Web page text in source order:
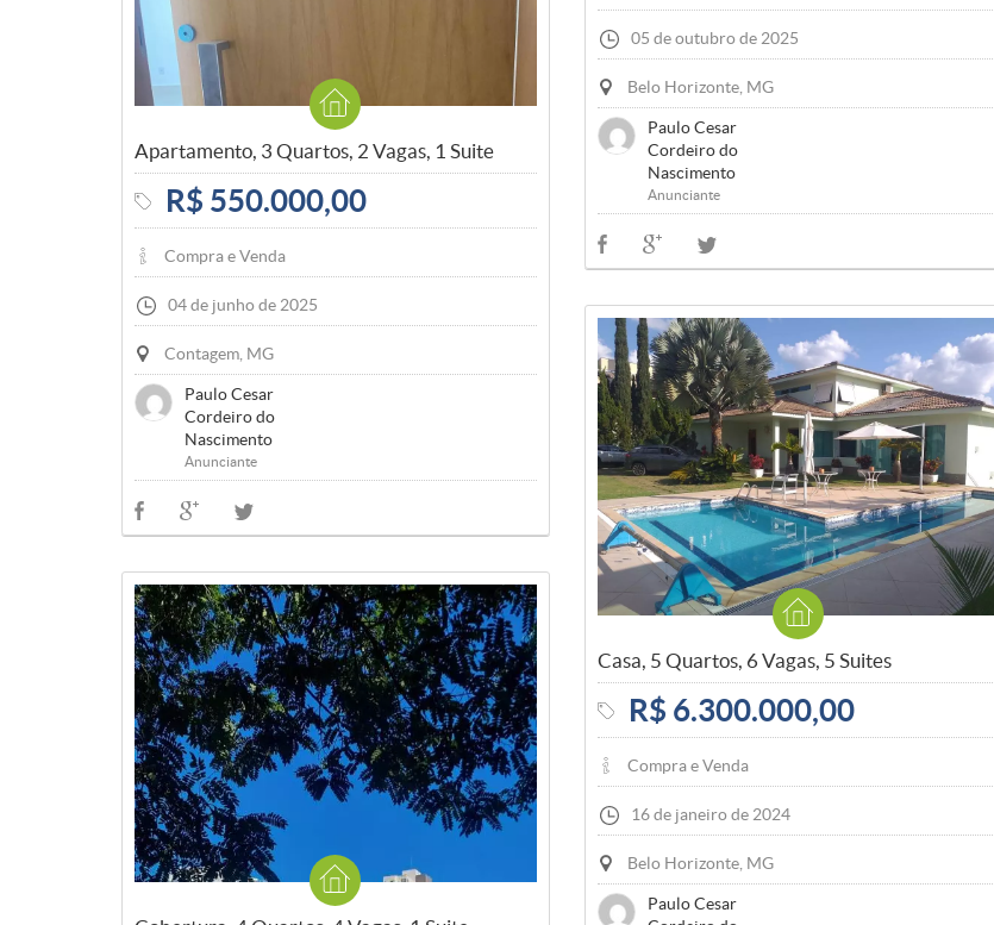
05 de outubro de 2025
Belo Horizonte, MG
Paulo Cesar
Cordeiro do
Nascimento
Anunciante
Apartamento, 3 Quartos, 2 Vagas, 1 Suite
R$ 550.000,00
Compra e Venda
04 de junho de 2025
Contagem, MG
Paulo Cesar
Cordeiro do
Nascimento
Anunciante
Casa, 5 Quartos, 6 Vagas, 5 Suites
R$ 6.300.000,00
Compra e Venda
16 de janeiro de 2024
Belo Horizonte, MG
Paulo Cesar